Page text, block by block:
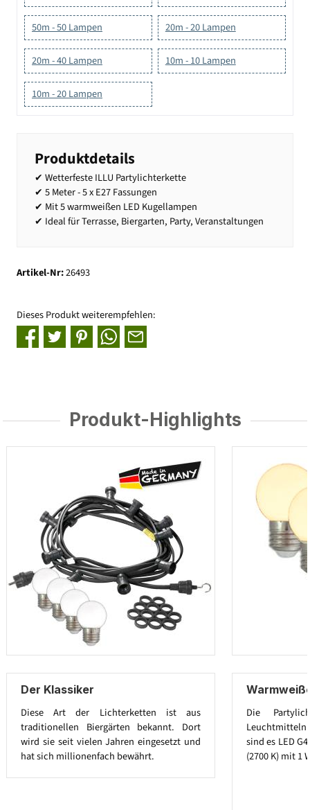
50m - 50 Lampen 20m - 20 Lampen
20m - 40 Lampen 10m - 10 Lampen
10m - 20 Lampen
Produktdetails
✔ Wetterfeste ILLU Partylichterkette
✔ 5 Meter - 5 x E27 Fassungen
✔ Mit 5 warmweißen LED Kugellampen
✔ Ideal für Terrasse, Biergarten, Party, Veranstaltungen
Artikel-Nr:26493
Dieses Produkt weiterempfehlen:
Produkt-Highlights
Der Klassiker
Diese Art der Lichterketten ist aus
traditionellen Biergärten bekannt. Dort
wird sie seit vielen Jahren eingesetzt und
hat sich millionenfach bewährt.
Die
Leuchtmitteln
sind es LED
(2700 K) mit 1